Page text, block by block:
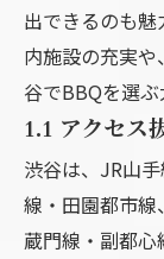
出できるのも
内施設の充実
谷でBBQを選ぶ
1.1 アクセス
渋谷は、JR山
線・田園都市
蔵門線・副都心